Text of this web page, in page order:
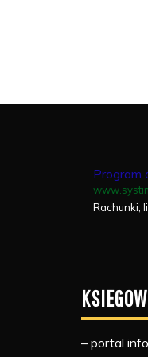
Program
Rachunki,
– portal